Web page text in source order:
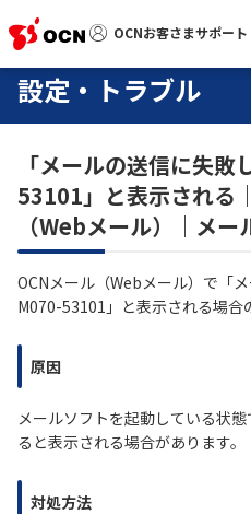
OCNお客さまサポート
OCNお客さまサポート
サポートトップ
サービス名から探す
よくあるご質問
各種ダウンロード
設定・トラブル
「メールの送信に失
53101」と表示される
（Webメール）｜メー
OCNメール（Webメール）で「
M070-53101」と表示される場合
原因
メールソフトを起動している状
ると表示される場合があります。
対処方法